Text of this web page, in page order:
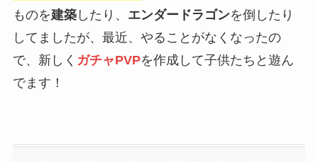
ものを建築したり、 エンダードラゴンを倒したり
してましたが、最近、やることがなくなったの
で、新しく ガチャPVPを作成して子供たちと遊ん
でます！